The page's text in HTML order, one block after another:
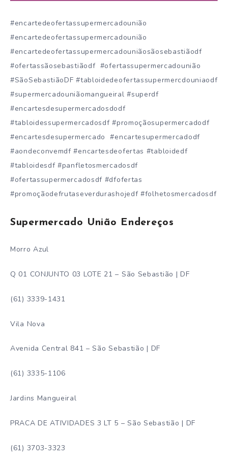
#encartedeofertassupermercadounião
#encartedeofertassupermercadounião
#encartedeofertassupermercadouniãosãosebastiãodf
#ofertassãosebastiãodf #ofertassupermercadounião
#SãoSebastiãoDF #tabloidedeofertassupermercdouniaodf
#supermercadouniãomangueiral #superdf
#encartesdesupermercadosdodf
#tabloidessupermercadosdf #promoçãosupermercadodf
#encartesdesupermercado #encartesupermercadodf
#aondeconvemdf #encartesdeofertas #tabloidedf
#tabloidesdf #panfletosmercadosdf
#ofertassupermercadosdf #dfofertas
#promoçãodefrutaseverdurashojedf #folhetosmercadosdf
Supermercado União Endereços
Morro Azul
Q 01 CONJUNTO 03 LOTE 21 – São Sebastião | DF
(61) 3339-1431
Vila Nova
Avenida Central 841 – São Sebastião | DF
(61) 3335-1106
Jardins Mangueiral
PRACA DE ATIVIDADES 3 LT 5 – São Sebastião | DF
(61) 3703-3323